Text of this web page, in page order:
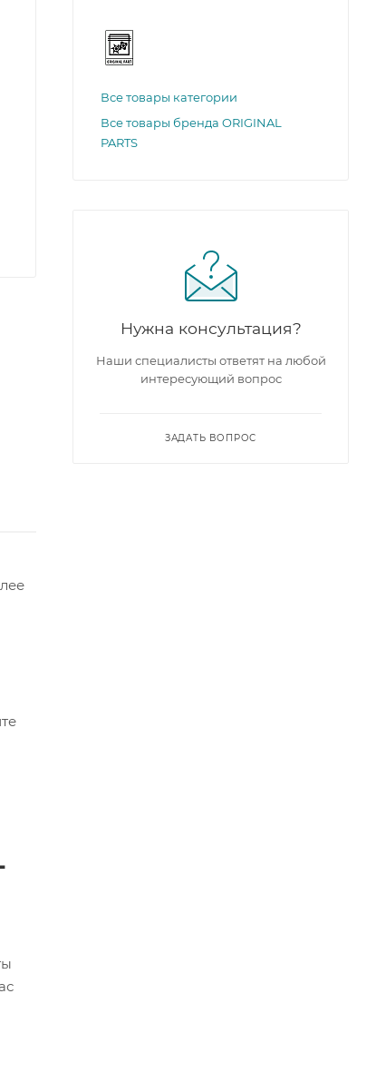
Все товары категории
Все товары бренда ORIGINAL
PARTS
Нужна консультация?
Наши специалисты ответят на любой
интересующий вопрос
ЗАДАТЬ ВОПРОС